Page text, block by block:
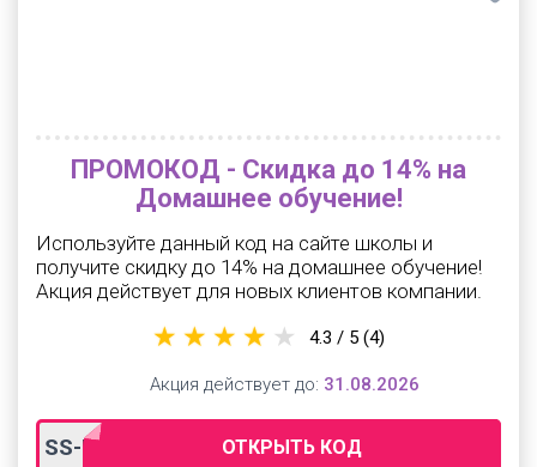
ПРОМОКОД - Скидка до 14% на
Домашнее обучение!
Используйте данный код на сайте школы и
получите скидку до 14% на домашнее обучение!
Акция действует для новых клиентов компании.
SS-PROMOCODO-HОТКРЫТЬ КОД
4.3 / 5 (4)
Акция действует до: 31.08.2026